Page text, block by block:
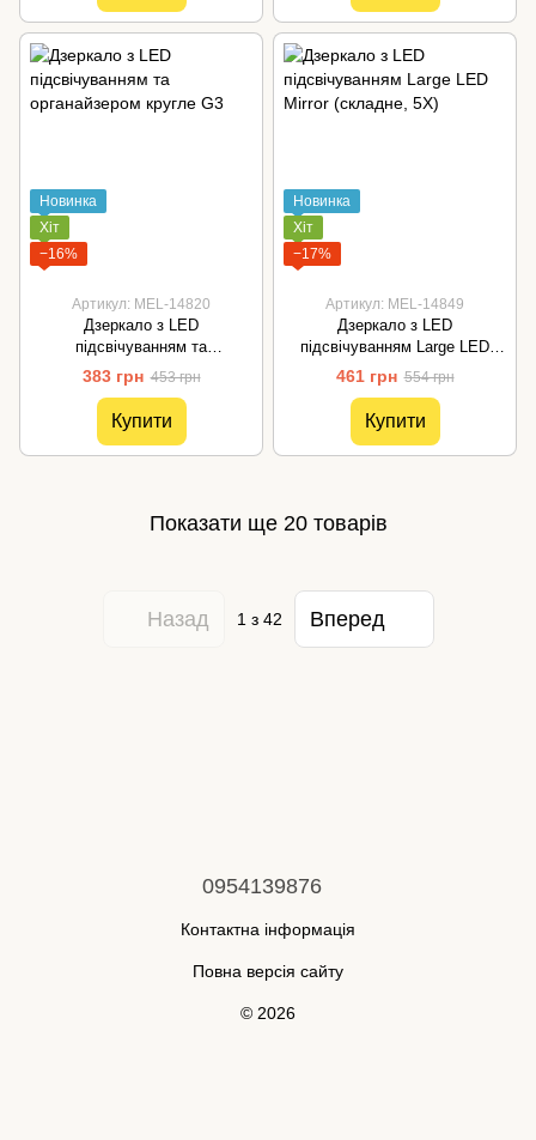
Новинка
Хіт
−16%
Артикул: MEL-14820
Дзеркало з LED
підсвічуванням та
органайзером кругле G3
383 грн 453 грн
Купити
Новинка
Хіт
−17%
Артикул: MEL-14849
Дзеркало з LED
підсвічуванням Large LED
Mirror (складне, 5X)
461 грн 554 грн
Купити
Показати ще 20 товарів
Назад 1з 42 Вперед
0954139876
Контактна інформація
Повна версія сайту
© 2026